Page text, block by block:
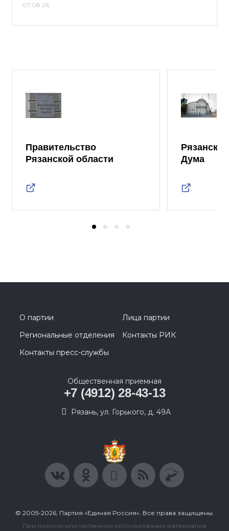
07.08.26
Правительство
Рязанской области
Дума
О партии
Лица партии
Региональные отделения
Контакты РИК
Контакты пресс-службы
Общественная приемная
+7 (4912) 28-43-13
Рязань, ул. Горького, д. 49А
© 2005-2026, Партия «Единая Россия». Все права защищены.
При полном или частичном использовании материалов